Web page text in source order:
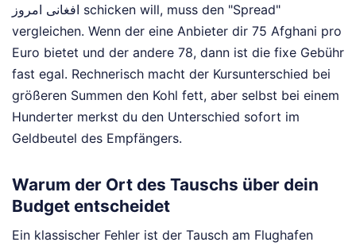
افغانی امروز schicken will, muss den "Spread"
vergleichen. Wenn der eine Anbieter dir 75 Afghani pro
Euro bietet und der andere 78, dann ist die fixe Gebühr
fast egal. Rechnerisch macht der Kursunterschied bei
größeren Summen den Kohl fett, aber selbst bei einem
Hunderter merkst du den Unterschied sofort im
Geldbeutel des Empfängers.
Warum der Ort des Tauschs über dein
Budget entscheidet
Ein klassischer Fehler ist der Tausch am Flughafen